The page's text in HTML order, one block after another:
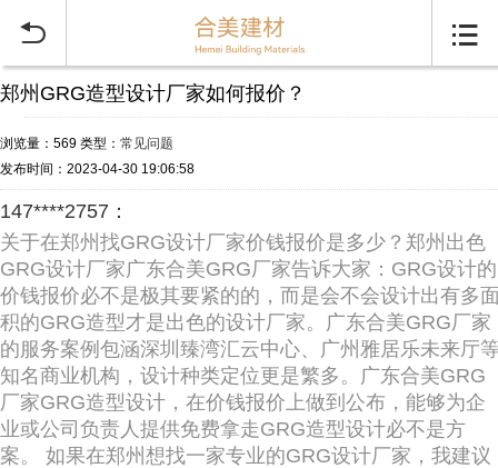
 
郑州GRG造型设计厂家如何报价？
浏览量：569 类型： 常见问题
发布时间：2023-04-30 19:06:58
147****2757：
关于在郑州找GRG设计厂家价钱报价是多少？郑州出色
GRG设计厂家广东合美GRG厂家告诉大家：GRG设计的
价钱报价必不是极其要紧的的，而是会不会设计出有多
积的GRG造型才是出色的设计厂家。广东合美GRG厂家
的服务案例包涵深圳臻湾汇云中心、广州雅居乐未来厅
知名商业机构，设计种类定位更是繁多。广东合美GRG
厂家GRG造型设计，在价钱报价上做到公布，能够为企
业或公司负责人提供免费拿走GRG造型设计必不是方
案。 如果在郑州想找一家专业的GRG设计厂家，我建议